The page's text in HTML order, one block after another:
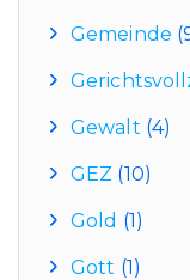
Gemeinde
Gewalt (4)
GEZ (10)
Gold (1)
Gott (1)